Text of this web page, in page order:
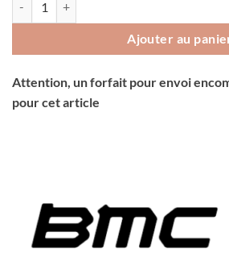
Ajouter au
Attention, un forfait pour envoi
pour cet article